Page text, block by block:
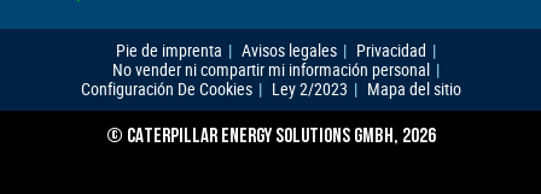
Pie de imprenta Avisos legales
Privacidad
No vender ni compartir mi información personal
Configuración De Cookies
Ley 2/2023 Mapa del sitio
© CATERPILLAR ENERGY SOLUTIONS GMBH, 2026